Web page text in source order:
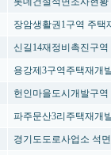
장암생활권1구역 주택
신길14재정비촉진구역
용강제3구역주택재개
헌인마을도시개발구역
파주문산3리주택재개
경기도도로사업소 석